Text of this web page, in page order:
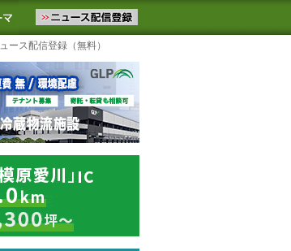
します。物流ニュースメール配信を登録す
加 よく見るテーマ
ース配信登録（無料）